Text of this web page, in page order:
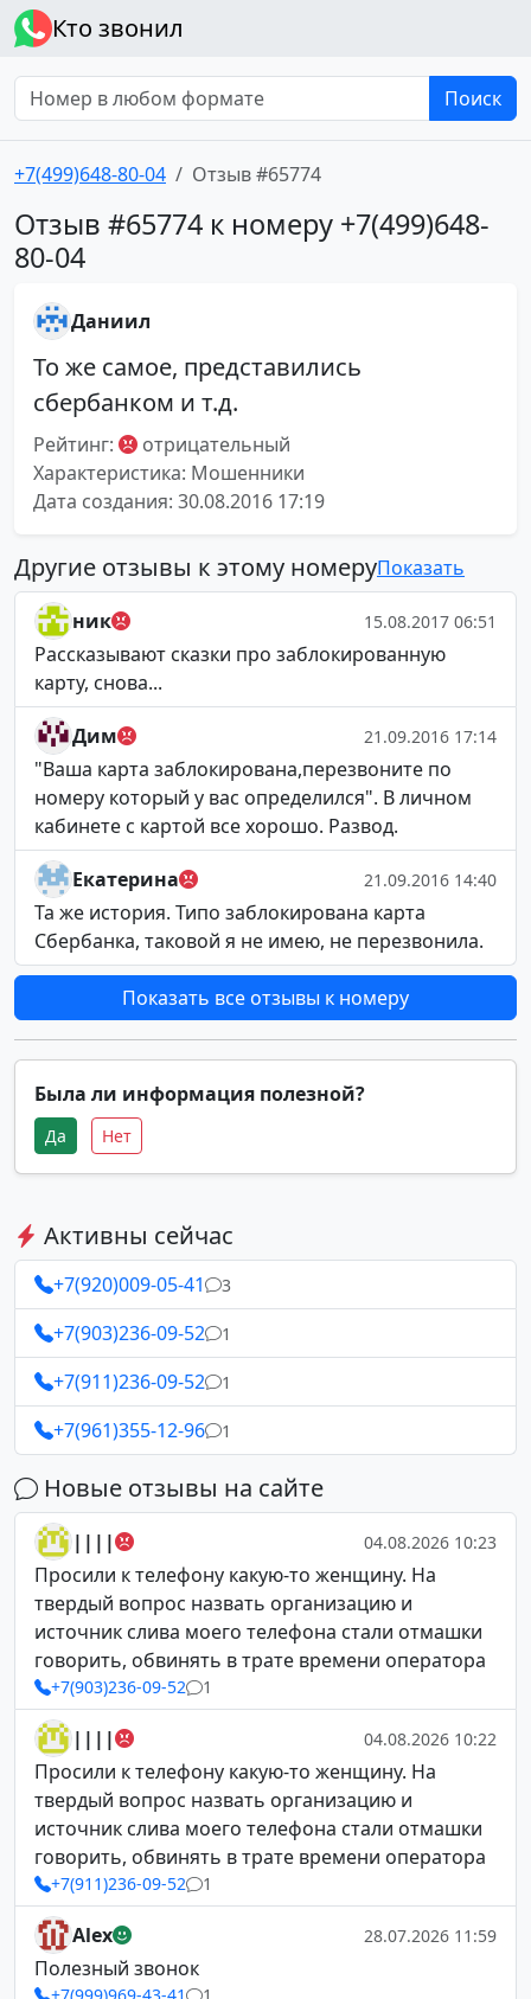
Кто звонил
Поиск
+7(499)648-80-04 Отзыв #65774
Отзыв #65774 к номеру +7(499)648-
80-04
Даниил
То же самое, представились
сбербанком и т.д.
Рейтинг:
отрицательный
Характеристика: Мошенники
Дата создания: 30.08.2016 17:19
Другие отзывы к этому номеруПоказать
ник 15.08.2017 06:51
Рассказывают сказки про заблокированную
карту, снова...
Дим 21.09.2016 17:14
"Ваша карта заблокирована,перезвоните по
номеру который у вас определился". В личном
кабинете с картой все хорошо. Развод.
Екатерина 21.09.2016 14:40
Та же история. Типо заблокирована карта
Сбербанка, таковой я не имею, не перезвонила.
Показать все отзывы к номеру
Была ли информация полезной?
Да Нет
Активны сейчас
+7(920)009-05-41 3
+7(903)236-09-52 1
+7(911)236-09-52 1
+7(961)355-12-96 1
Новые отзывы на сайте
|||| 04.08.2026 10:23
Просили к телефону какую-то женщину. На
твердый вопрос назвать организацию и
источник слива моего телефона стали отмашки
говорить, обвинять в трате времени оператора
+7(903)236-09-52 1
|||| 04.08.2026 10:22
Просили к телефону какую-то женщину. На
твердый вопрос назвать организацию и
источник слива моего телефона стали отмашки
говорить, обвинять в трате времени оператора
+7(911)236-09-52 1
Alex 28.07.2026 11:59
Полезный звонок